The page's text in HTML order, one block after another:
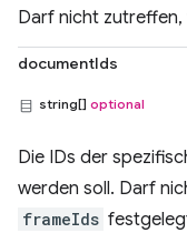
Darf nicht zutreffen,
documentIds
string[] optional
Die IDs der
werden soll. Darf
frameIds